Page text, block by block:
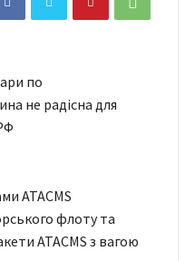
по
не радісна для
ATACMS
флоту та
ATACMS з вагою